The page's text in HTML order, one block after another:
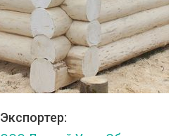
Экспортер: